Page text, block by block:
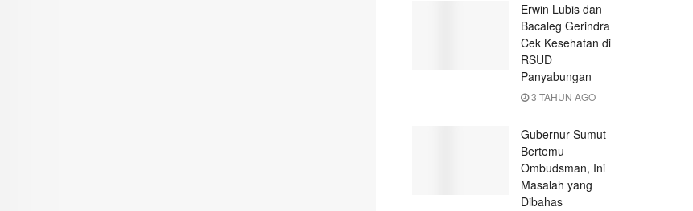
Erwin Lubis dan
Bacaleg Gerindra
Cek Kesehatan di
RSUD
Panyabungan
3 TAHUN AGO
Gubernur Sumut
Bertemu
Ombudsman, Ini
Masalah yang
Dibahas